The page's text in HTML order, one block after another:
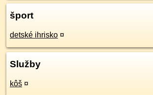
šport
detské ihrisko ¤
Služby
kôš ¤